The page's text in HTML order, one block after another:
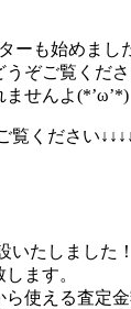
ーも始めまし
ぞご覧くださ
せんよ(*’ω’*)
覧ください
いたしました！
ます。
使える査定